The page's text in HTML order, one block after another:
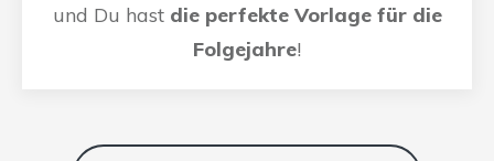
und Du hast die perfekte Vorlage für die
Folgejahre!